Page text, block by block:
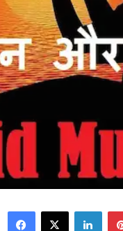
Facebook X LinkedIn